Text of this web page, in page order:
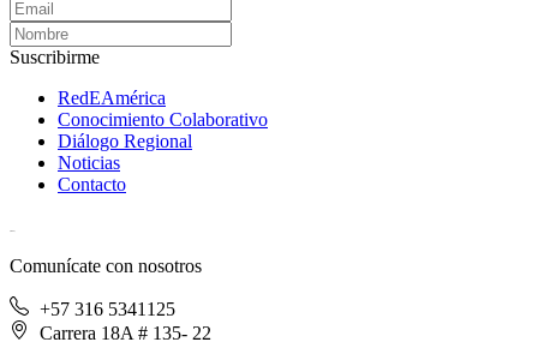
Suscribirme
RedEAmérica
Conocimiento Colaborativo
Diálogo Regional
Noticias
Contacto
Comunícate con nosotros
+57 316 5341125
Carrera 18A # 135- 22